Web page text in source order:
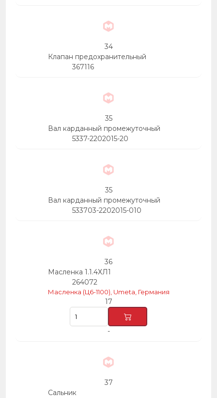
34
Клапан предохранительный
367116
35
Вал карданный промежуточный
5337-2202015-20
35
Вал карданный промежуточный
533703-2202015-010
36
Масленка 1.1.4ХЛ1
264072
Масленка (Ц6-1100), Umeta, Германия
17
-
37
Сальник